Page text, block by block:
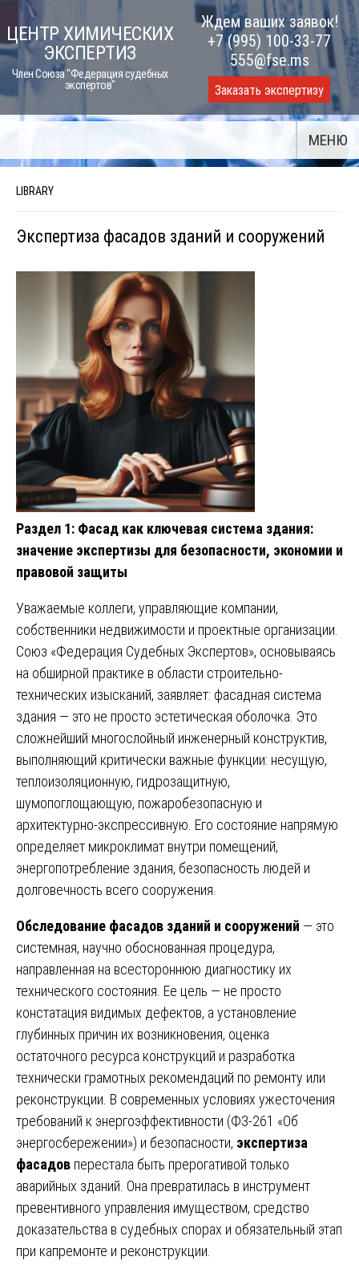
Skip
to
content
ЦЕНТР ХИМИЧЕСКИХ
ЭКСПЕРТИЗ
Член Союза "Федерация судебных
экспертов"
Ждем ваших заявок!
+7 (995) 100-33-77
555@fse.ms
Заказать экспертизу
МЕНЮ
LIBRARY
Экспертиза фасадов зданий и сооружений
Раздел 1: Фасад как ключевая система здания:
значение экспертизы для безопасности, экономии и
правовой защиты
Уважаемые коллеги, управляющие компании,
собственники недвижимости и проектные организации.
Союз «Федерация Судебных Экспертов», основываясь
на обширной практике в области строительно-
технических изысканий, заявляет: фасадная система
здания — это не просто эстетическая оболочка. Это
сложнейший многослойный инженерный конструктив,
выполняющий критически важные функции: несущую,
теплоизоляционную, гидрозащитную,
шумопоглощающую, пожаробезопасную и
архитектурно-экспрессивную. Его состояние напрямую
определяет микроклимат внутри помещений,
энергопотребление здания, безопасность людей и
долговечность всего сооружения.
Обследование фасадов зданий и сооружений — это
системная, научно обоснованная процедура,
направленная на всестороннюю диагностику их
технического состояния. Ее цель — не просто
констатация видимых дефектов, а установление
глубинных причин их возникновения, оценка
остаточного ресурса конструкций и разработка
технически грамотных рекомендаций по ремонту или
реконструкции. В современных условиях ужесточения
требований к энергоэффективности (ФЗ-261 «Об
энергосбережении») и безопасности, экспертиза
фасадов перестала быть прерогативой только
аварийных зданий. Она превратилась в инструмент
превентивного управления имуществом, средство
доказательства в судебных спорах и обязательный этап
при капремонте и реконструкции.